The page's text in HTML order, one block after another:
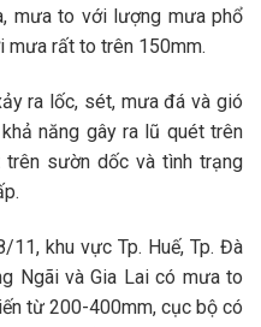
mưa to với lượng mưa phổ
mưa rất to trên 150mm.
ra lốc, sét, mưa đá và gió
năng gây ra lũ quét trên
sườn dốc và tình trạng
khu vực Tp. Huế, Tp. Đà
Ngãi và Gia Lai có mưa to
từ 200-400mm, cục bộ có